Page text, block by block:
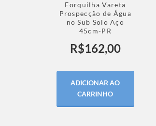
Forquilha Vareta
Prospecção de Água
no Sub Solo Aço
45cm-PR
R$162,00
ADICIONAR AO
CARRINHO